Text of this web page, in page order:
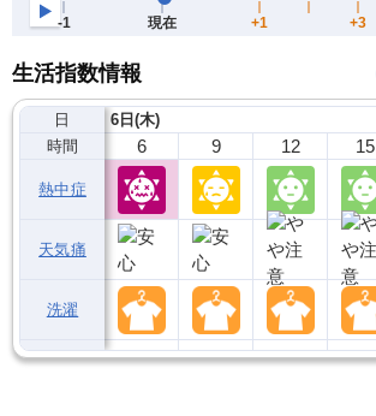
生活指数情報
日
時間
熱中症
天気痛
洗濯
6日(木)
6 9 12 15